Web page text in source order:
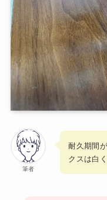
筆者
耐久期間
クスは白